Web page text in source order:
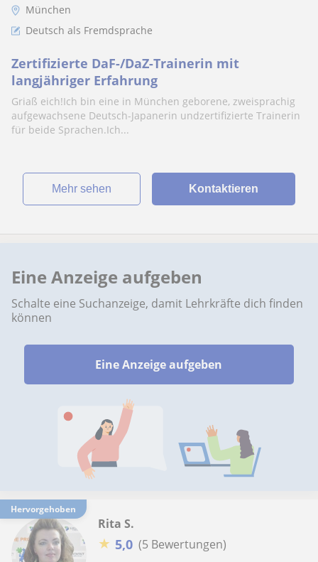
München
Deutsch als Fremdsprache
Zertifizierte DaF-/DaZ-Trainerin mit
langjähriger Erfahrung
Griaß eich!Ich bin eine in München geborene, zweisprachig
aufgewachsene Deutsch-Japanerin undzertifizierte Trainerin
für beide Sprachen.Ich...
Mehr sehen Kontaktieren
Eine Anzeige aufgeben
Schalte eine Suchanzeige, damit Lehrkräfte dich finden
können
Eine Anzeige aufgeben
Hervorgehoben
Rita S.
★ 5,0 (5 Bewertungen)